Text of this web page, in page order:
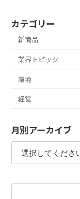
カテゴリー
新商品
業界トピック
環境
経営
月別アーカイブ